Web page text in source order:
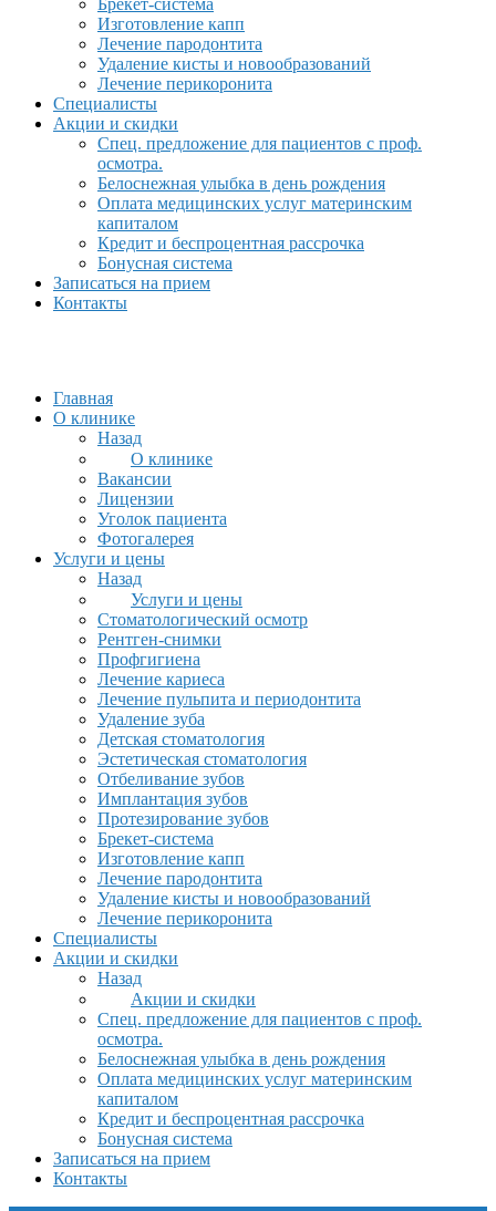
Брекет-система
Изготовление капп
Лечение пародонтита
Удаление кисты и новообразований
Лечение перикоронита
Специалисты
Акции и скидки
Спец. предложение для пациентов с проф.
осмотра.
Белоснежная улыбка в день рождения
Оплата медицинских услуг материнским
капиталом
Кредит и беспроцентная рассрочка
Бонусная система
Записаться на прием
Контакты
Главная
О клинике
Назад
О клинике
Вакансии
Лицензии
Уголок пациента
Фотогалерея
Услуги и цены
Назад
Услуги и цены
Стоматологический осмотр
Рентген-снимки
Профгигиена
Лечение кариеса
Лечение пульпита и периодонтита
Удаление зуба
Детская стоматология
Эстетическая стоматология
Отбеливание зубов
Имплантация зубов
Протезирование зубов
Брекет-система
Изготовление капп
Лечение пародонтита
Удаление кисты и новообразований
Лечение перикоронита
Специалисты
Акции и скидки
Назад
Акции и скидки
Спец. предложение для пациентов с проф.
осмотра.
Белоснежная улыбка в день рождения
Оплата медицинских услуг материнским
капиталом
Кредит и беспроцентная рассрочка
Бонусная система
Записаться на прием
Контакты